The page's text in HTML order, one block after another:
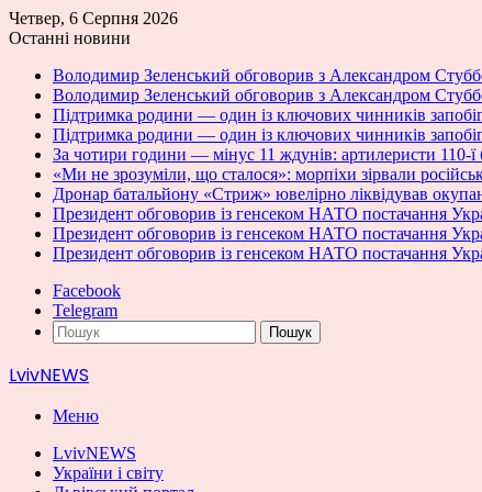
Четвер, 6 Серпня 2026
Останні новини
Володимир Зеленський обговорив з Александром
Володимир Зеленський обговорив з Александром
Підтримка родини — один із ключових чинників
Підтримка родини — один із ключових чинників
За чотири години — мінус 11 ждунів: артилеристи 110-
«Ми не зрозуміли, що сталося»: морпіхи зірвали
Дронар батальйону «Стриж» ювелірно ліквідував
Президент обговорив із генсеком НАТО постачання
Президент обговорив із генсеком НАТО постачання
Президент обговорив із генсеком НАТО постачання
Facebook
Telegram
Пошук
LvivNEWS
Меню
LvivNEWS
України і світу